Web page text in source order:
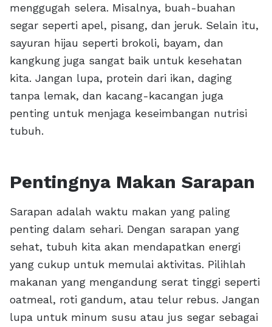
menggugah selera. Misalnya, buah-buahan
segar seperti apel, pisang, dan jeruk. Selain itu,
sayuran hijau seperti brokoli, bayam, dan
kangkung juga sangat baik untuk kesehatan
kita. Jangan lupa, protein dari ikan, daging
tanpa lemak, dan kacang-kacangan juga
penting untuk menjaga keseimbangan nutrisi
tubuh.
Pentingnya Makan Sarapan
Sarapan adalah waktu makan yang paling
penting dalam sehari. Dengan sarapan yang
sehat, tubuh kita akan mendapatkan energi
yang cukup untuk memulai aktivitas. Pilihlah
makanan yang mengandung serat tinggi seperti
oatmeal, roti gandum, atau telur rebus. Jangan
lupa untuk minum susu atau jus segar sebagai